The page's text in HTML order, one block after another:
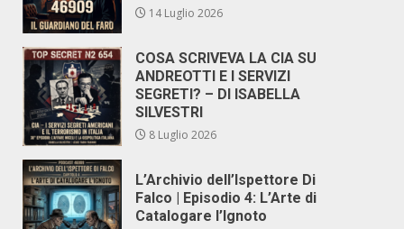
14 Luglio 2026
COSA SCRIVEVA LA CIA SU
ANDREOTTI E I SERVIZI
SEGRETI? – DI ISABELLA
SILVESTRI
8 Luglio 2026
L’Archivio dell’Ispettore Di
Falco | Episodio 4: L’Arte di
Catalogare l’Ignoto